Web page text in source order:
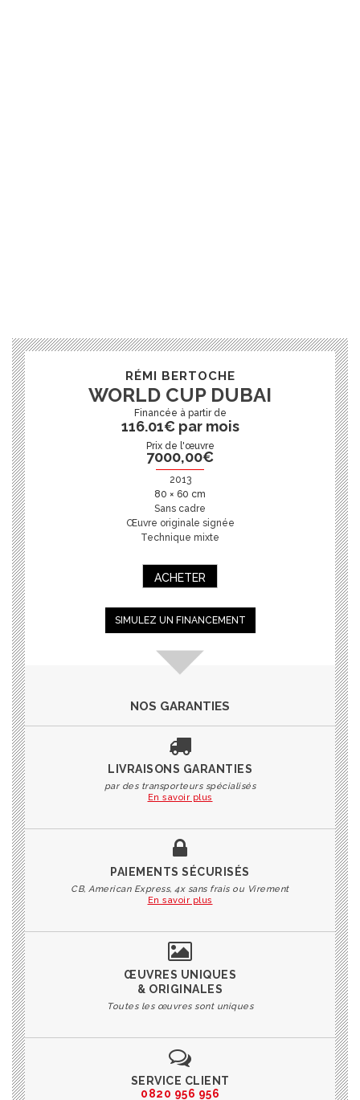
RÉMI BERTOCHE
WORLD CUP DUBAI
116.01€ par mois
Prix de l'œuvre
7000,00€
2013
80 × 60 cm
Sans cadre
Œuvre originale signée
Technique mixte
ACHETER
SIMULEZ UN FINANCEMENT
NOS GARANTIES
LIVRAISONS GARANTIES
par des transporteurs spécialisés
En savoir plus
PAIEMENTS SÉCURISÉS
CB, American Express, 4x sans frais ou Virement
En savoir plus
ŒUVRES UNIQUES
& ORIGINALES
Toutes les œuvres sont uniques
SERVICE CLIENT
0820 956 956